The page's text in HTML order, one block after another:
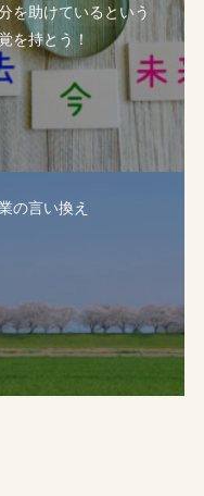
を助けているという
を持とう！
の言い換え